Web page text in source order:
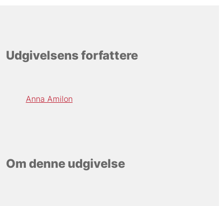
Udgivelsens forfattere
Anna Amilon
Om denne udgivelse